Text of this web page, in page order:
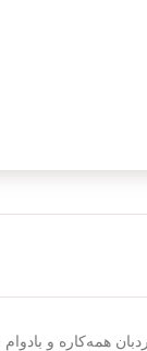
همه‌کاره و